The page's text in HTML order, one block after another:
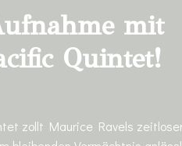
mit
Quintet!
zollt Maurice Ravels